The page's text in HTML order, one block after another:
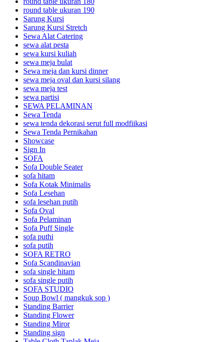
round table ukuran 190
Sarung Kursi
Sarung Kursi Stretch
Sewa Alat Catering
sewa alat pesta
sewa kursi kuliah
sewa meja bulat
Sewa meja dan kursi dinner
sewa meja oval dan kursi silang
sewa meja test
sewa partisi
SEWA PELAMINAN
Sewa Tenda
sewa tenda dekorasi serut full modfiikasi
Sewa Tenda Pernikahan
Showcase
Sign In
SOFA
Sofa Double Seater
sofa hitam
Sofa Kotak Minimalis
Sofa Lesehan
sofa lesehan putih
Sofa Oval
Sofa Pelaminan
Sofa Puff Single
sofa puthi
sofa putih
SOFA RETRO
Sofa Scandinavian
sofa single hitam
sofa single putih
SOFA STUDIO
Soup Bowl ( mangkuk sop )
Standing Barrier
Standing Flower
Standing Miror
Standing sign